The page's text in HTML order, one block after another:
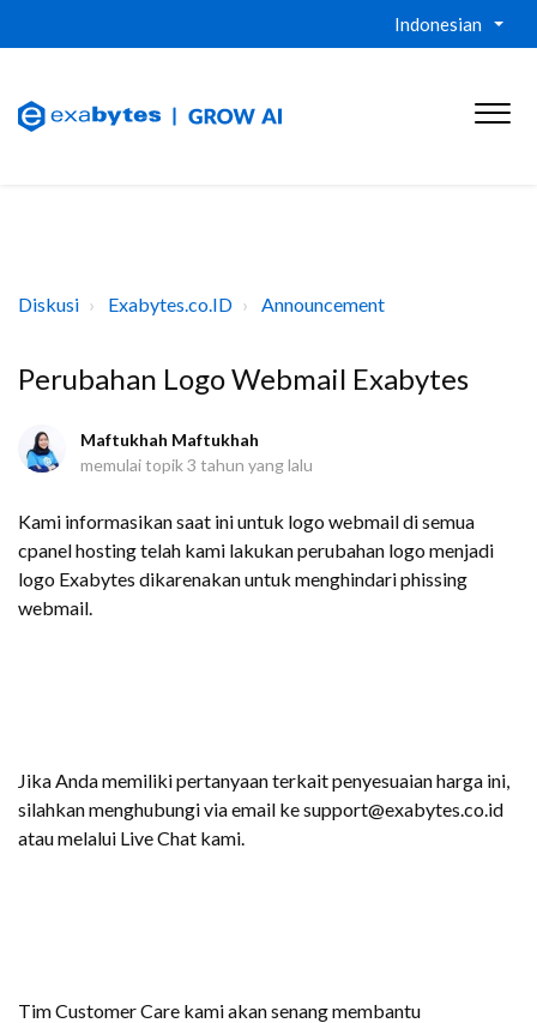
Indonesian
Diskusi Exabytes.co.ID Announcement
Perubahan Logo Webmail Exabytes
Maftukhah Maftukhah
memulai topik3 tahun yang lalu
Kami informasikan saat ini untuk logo webmail di semua
cpanel hosting telah kami lakukan perubahan logo menjadi
logo Exabytes dikarenakan untuk menghindari phissing
webmail.
Jika Anda memiliki pertanyaan terkait penyesuaian harga ini,
silahkan menghubungi via email ke support@exabytes.co.id
atau melalui Live Chat kami.
Tim Customer Care kami akan senang membantu